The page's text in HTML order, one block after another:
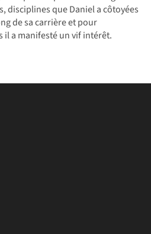
disciplines que Daniel a côtoyées
de sa carrière et pour
il a manifesté un vif intérêt.